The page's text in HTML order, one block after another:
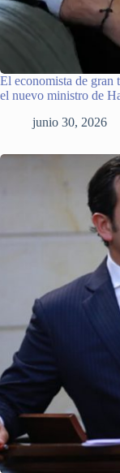
El economista de gran
el nuevo ministro de
junio 30, 2026